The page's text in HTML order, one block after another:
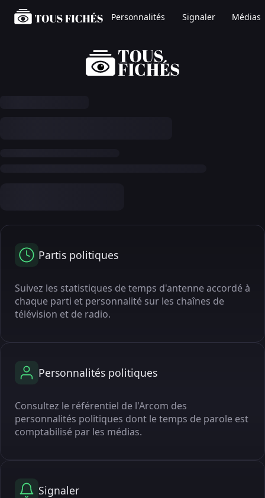
Personnalités Signaler Médias
Partis politiques
Suivez les statistiques de temps d'antenne accordé à
chaque parti et personnalité sur les chaînes de
télévision et de radio.
Personnalités politiques
Consultez le référentiel de l'Arcom des
personnalités politiques dont le temps de parole est
comptabilisé par les médias.
Signaler